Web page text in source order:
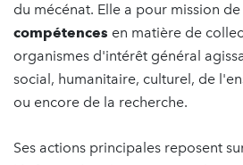
du mécénat. Elle a pour mission de
compétences en matière de
organismes d'intérêt général
social, humanitaire, culturel, de
ou encore de la recherche.
Ses actions principales reposent